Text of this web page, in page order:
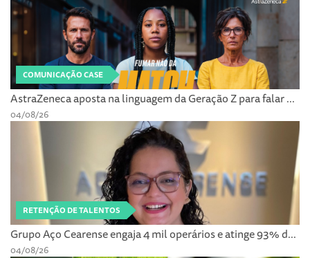
COMUNICAÇÃO CASE
AstraZeneca aposta na linguagem da Geração Z para falar ...
04/08/26
RETENÇÃO DE TALENTOS
Grupo Aço Cearense engaja 4 mil operários e atinge 93% d...
04/08/26